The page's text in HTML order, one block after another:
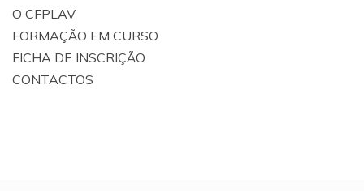
O CFPLAV
FORMAÇÃO EM CURSO
FICHA DE INSCRIÇÃO
CONTACTOS